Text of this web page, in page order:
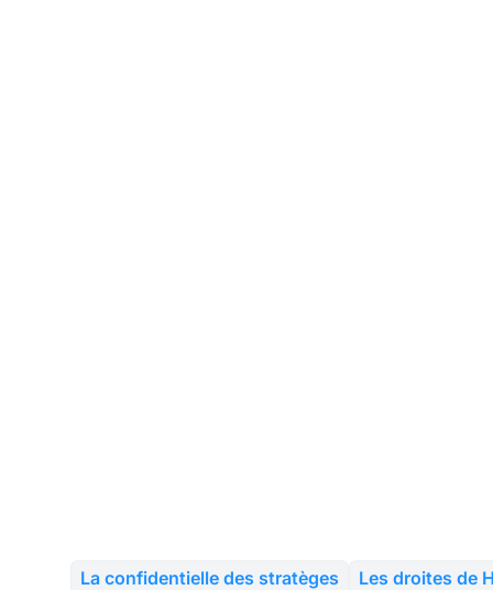
La confidentielle des stratèges Les droites de